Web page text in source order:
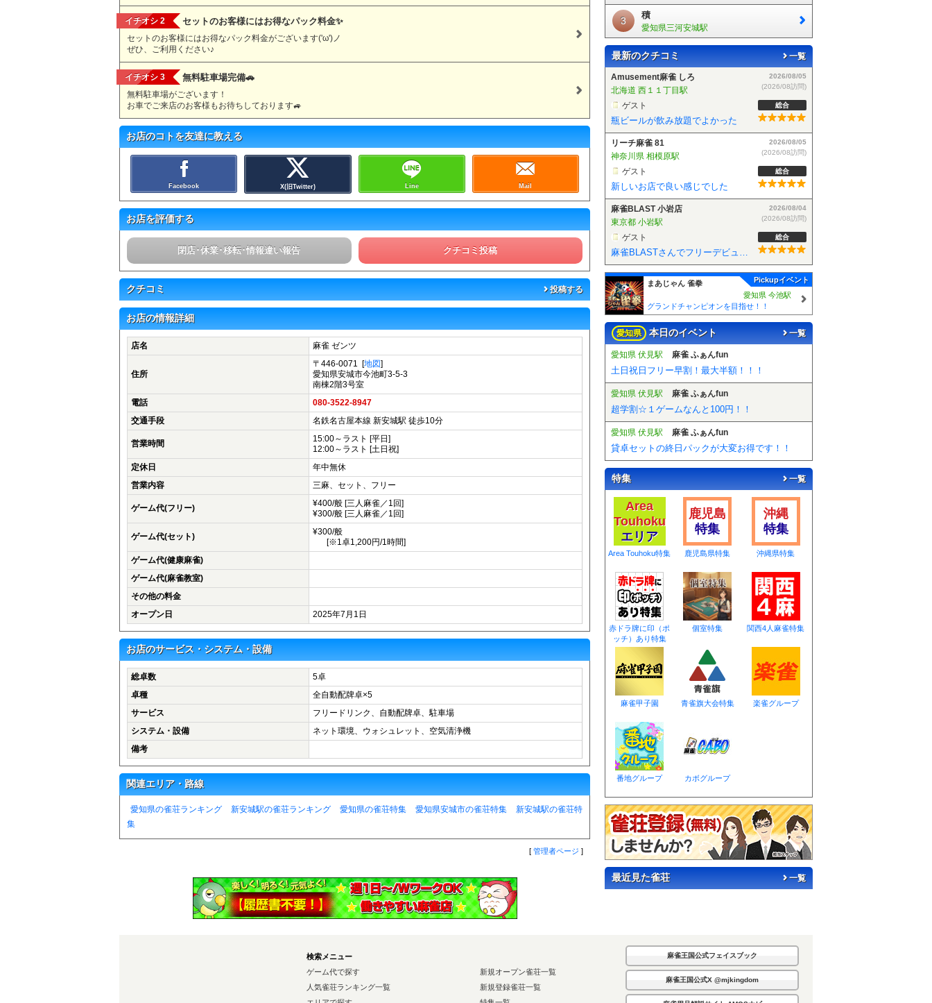
イチオシ 2 セットのお客様にはお得なパック料金✨
セットのお客様にはお得なパック料金がございます('ω')ノ
ぜひ、ご利用ください♪
イチオシ 3 無料駐車場完備🚗
無料駐車場がございます！
お車でご来店のお客様もお待ちしております🚙
お店のコトを友達に教える
Facebook X(旧Twitter) Line Mail
お店を評価する
閉店･休業･移転･情報違い報告 クチコミ投稿
クチコミ 投稿する
お店の情報詳細
店名 麻雀 ゼンツ
住所
〒446-0071 [地図]
愛知県安城市今池町3-5-3
南棟2階3号室
電話
080-3522-8947
交通手段
名鉄名古屋本線 新安城駅 徒歩10分
営業時間
15:00～ラスト [平日]
12:00～ラスト [土日祝]
定休日
年中無休
営業内容
三麻、セット、フリー
ゲーム代(フリー)
¥400/般 [三人麻雀／1回]
¥300/般 [三人麻雀／1回]
ゲーム代(セット)
¥300/般
[※1卓1,200円/1時間]
ゲーム代(健康麻雀)
ゲーム代(麻雀教室)
その他の料金
オープン日
2025年7月1日
お店のサービス・システム・設備
総卓数
5卓
卓種
全自動配牌卓×5
サービス
フリードリンク、自動配牌卓、駐車場
システム・設備
ネット環境、ウォシュレット、空気清浄機
備考
関連エリア・路線
愛知県の雀荘ランキング 新安城駅の雀荘ランキング 愛知県の雀荘特集 愛知県安城市の雀荘特集
新安城駅の雀荘特
集
[ 管理者ページ ]
3
積
愛知県三河安城駅
最新のクチコミ 一覧
Amusement麻雀 しろ
北海道 西１１丁目駅
ゲスト
2026/08/05
(2026/08訪問)
総合
瓶ビールが飲み放題でよかった
リーチ麻雀 81
神奈川県 相模原駅
ゲスト
2026/08/05
(2026/08訪問)
総合
新しいお店で良い感じでした
麻雀BLAST 小岩店
東京都 小岩駅
ゲスト
2026/08/04
(2026/08訪問)
総合
麻雀BLASTさんでフリーデビューしました！お客さんも優しい方で楽しく遊べました！
Pickupイベント
まあじゃん 雀拳
愛知県 今池駅
グランドチャンピオンを目指せ！！
愛知県 本日のイベント 一覧
愛知県 伏見駅 麻雀 ふぁんfun
土日祝日フリー早割！最大半額！！！
愛知県 伏見駅 麻雀 ふぁんfun
超学割☆１ゲームなんと100円！！
愛知県 伏見駅 麻雀 ふぁんfun
貸卓セットの終日パックが大変お得です！！
特集 一覧
Area
Touhoku
エリア
Area Touhoku特集
鹿児島
特集
鹿児島県特集
沖縄
特集
沖縄県特集
赤ドラ牌に印（ポ
ッチ）あり特集
個室特集 関西4人麻雀特集
麻雀甲子園 青雀旗大会特集 楽雀グループ
番地グループ カボグループ
最近見た雀荘 一覧
検索メニュー
ゲーム代で探す
人気雀荘ランキング一覧
新規オープン雀荘一覧
新規登録雀荘一覧
麻雀王国公式フェイスブック
麻雀王国公式X @mjkingdom